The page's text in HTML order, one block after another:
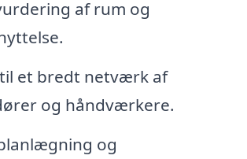
af rum og
et bredt netværk af
og håndværkere.
og